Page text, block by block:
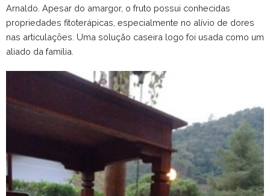
Arnaldo. Apesar do amargor, o fruto possui conhecidas
propriedades fitoterápicas, especialmente no alívio de dores
nas articulações. Uma solução caseira logo foi usada como um
aliado da família.